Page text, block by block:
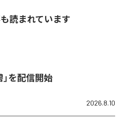
読まれています
」を配信開始
2026.8.10